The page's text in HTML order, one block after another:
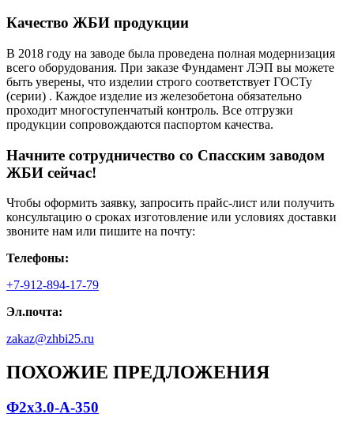
Качество ЖБИ продукции
В 2018 году на заводе была проведена полная модернизация
всего оборудования. При заказе Фундамент ЛЭП вы можете
быть уверены, что изделии строго соответствует ГОСТу
(серии) . Каждое изделие из железобетона обязательно
проходит многоступенчатый контроль. Все отгрузки
продукции сопровождаются паспортом качества.
Начните сотрудничество со Cпасским заводом
ЖБИ сейчас!
Чтобы оформить заявку, запросить прайс-лист или получить
консультацию о сроках изготовление или условиях доставки
звоните нам или пишите на почту:
Телефоны:
+7-912-894-17-79
Эл.почта:
zakaz@zhbi25.ru
ПОХОЖИЕ ПРЕДЛОЖЕНИЯ
Ф2х3.0-А-350